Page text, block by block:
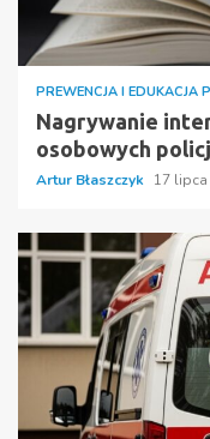
PREWENCJA I EDUKACJA
Nagrywanie
osobowych
Artur Błaszczyk 17